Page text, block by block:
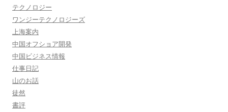
テクノロジー
ワンジーテクノロジーズ
上海案内
中国オフショア開発
中国ビジネス情報
仕事日記
山のお話
徒然
書評